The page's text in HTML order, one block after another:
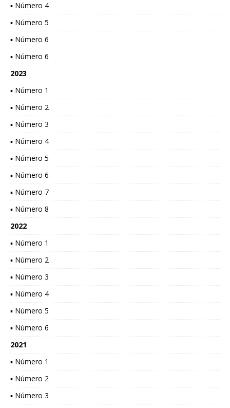
▪ Número 4
▪ Número 5
▪ Número 6
▪ Número 6
2023
▪ Número 1
▪ Número 2
▪ Número 3
▪ Número 4
▪ Número 5
▪ Número 6
▪ Número 7
▪ Número 8
2022
▪ Número 1
▪ Número 2
▪ Número 3
▪ Número 4
▪ Número 5
▪ Número 6
2021
▪ Número 1
▪ Número 2
▪ Número 3